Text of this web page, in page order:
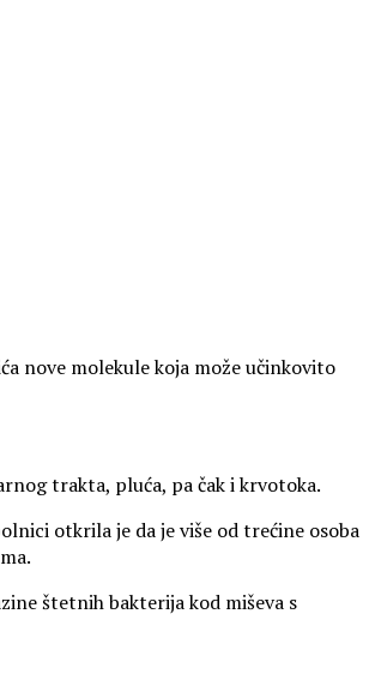
nove molekule koja može učinkovito
trakta, pluća, pa čak i krvotoka.
otkrila je da je više od trećine osoba
štetnih bakterija kod miševa s